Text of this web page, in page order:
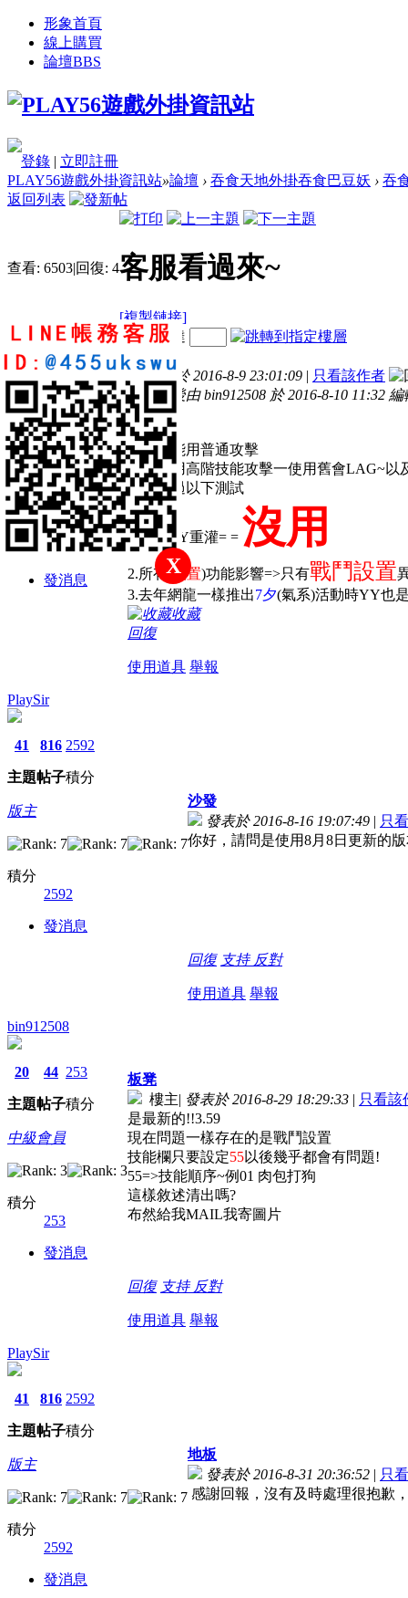
形象首頁
線上購買
論壇BBS
登錄 | 立即註冊
PLAY56遊戲外掛資訊站»論壇 › 吞食天地外掛吞食巴豆妖 › 吞
返回列表
查看: 6503|回復: 4客服看過來~
[複製鏈接]
bin912508
主題
44
帖子
253
積分
中級會員
積分
253
發消息
電梯直達
樓主
發表於 2016-8-9 23:01:09 | 只看該作者
本帖最後由 bin912508 於 2016-8-10 11:32 編
3.59異常
人物只能用普通攻擊
無法使用高階技能攻擊一使用舊會LAG~以
我已做過以下測試
1.刪除YY重灌= = 沒用
2.所有(設置)功能影響=>只有戰鬥設置
3.去年網龍一樣推出7夕(氣系)活動時YY也
收藏
回復
使用道具 舉報
PlaySir
41
主題
816
帖子
2592
積分
版主
積分
2592
發消息
沙發
發表於 2016-8-16 19:07:49 | 只
你好，請問是使用8月8日更新的
回復 支持 反對
使用道具 舉報
bin912508
20
主題
44
帖子
253
積分
中級會員
積分
253
發消息
板凳
樓主| 發表於 2016-8-29 18:29:33 | 只看該
是最新的!!3.59
現在問題一樣存在的是戰鬥設置
技能欄只要設定55以後幾乎都會有問題!
55=>技能順序~例01 肉包打狗
這樣敘述清出嗎?
布然給我MAIL我寄圖片
回復 支持 反對
使用道具 舉報
PlaySir
41
主題
816
帖子
2592
積分
版主
積分
2592
發消息
地板
發表於 2016-8-31 20:36:52 | 只
感謝回報，沒有及時處理很抱歉
X